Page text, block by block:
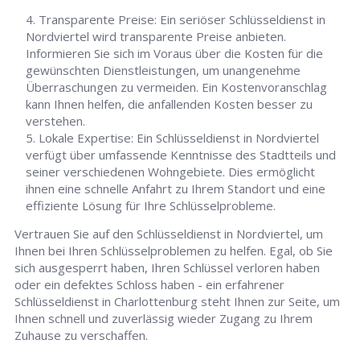
Transparente Preise: Ein seriöser Schlüsseldienst in
Nordviertel wird transparente Preise anbieten.
Informieren Sie sich im Voraus über die Kosten für die
gewünschten Dienstleistungen, um unangenehme
Überraschungen zu vermeiden. Ein Kostenvoranschlag
kann Ihnen helfen, die anfallenden Kosten besser zu
verstehen.
Lokale Expertise: Ein Schlüsseldienst in Nordviertel
verfügt über umfassende Kenntnisse des Stadtteils und
seiner verschiedenen Wohngebiete. Dies ermöglicht
ihnen eine schnelle Anfahrt zu Ihrem Standort und eine
effiziente Lösung für Ihre Schlüsselprobleme.
Vertrauen Sie auf den Schlüsseldienst in Nordviertel, um
Ihnen bei Ihren Schlüsselproblemen zu helfen. Egal, ob Sie
sich ausgesperrt haben, Ihren Schlüssel verloren haben
oder ein defektes Schloss haben - ein erfahrener
Schlüsseldienst in Charlottenburg steht Ihnen zur Seite, um
Ihnen schnell und zuverlässig wieder Zugang zu Ihrem
Zuhause zu verschaffen.